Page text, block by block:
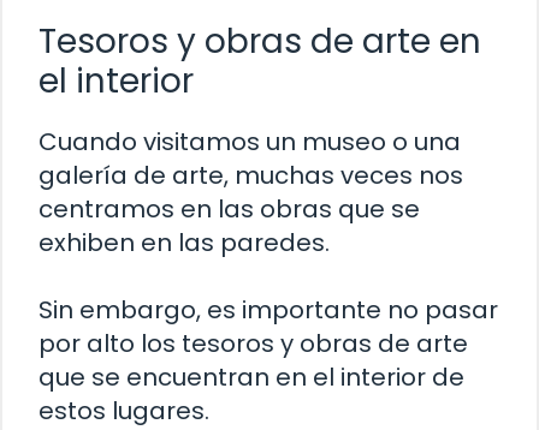
Tesoros y obras de arte en
el interior
Cuando visitamos un museo o una
galería de arte, muchas veces nos
centramos en las obras que se
exhiben en las paredes.
Sin embargo, es importante no pasar
por alto los tesoros y obras de arte
que se encuentran en el interior de
estos lugares.